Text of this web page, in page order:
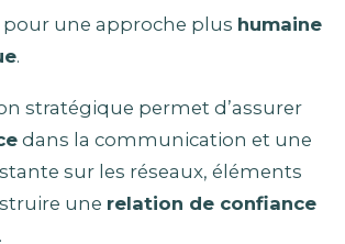
une approche plus humaine
.
stratégique permet d’assurer
dans la communication et une
sur les réseaux, éléments
une relation de confiance